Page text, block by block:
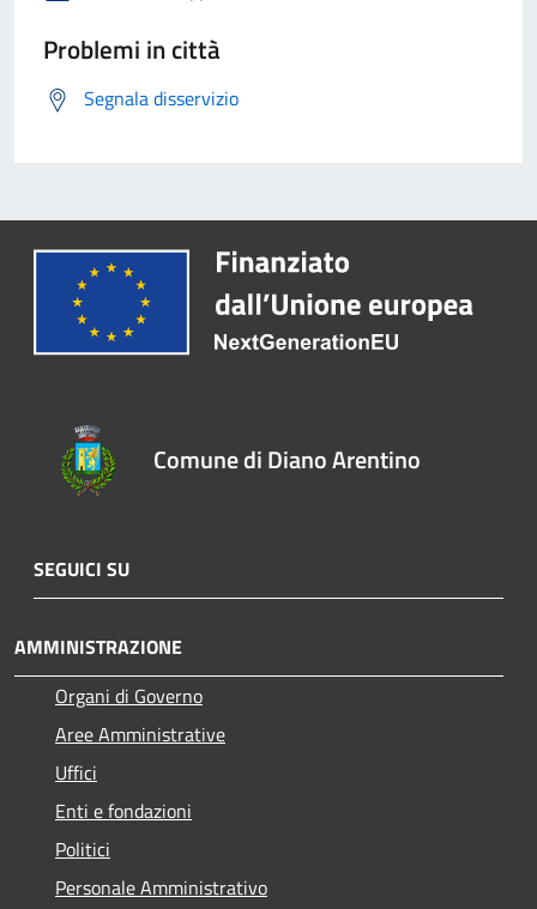
Problemi in città
Segnala disservizio
Comune di Diano Arentino
SEGUICI SU
AMMINISTRAZIONE
Organi di Governo
Aree Amministrative
Uffici
Enti e fondazioni
Politici
Personale Amministrativo